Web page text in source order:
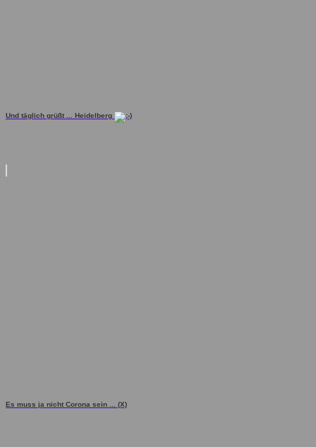
Und täglich grüßt ... Heidelberg
Es muss ja nicht Corona sein ... (X)